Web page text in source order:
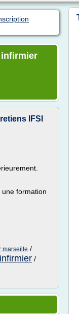
IFSI
formation
marseille /
/